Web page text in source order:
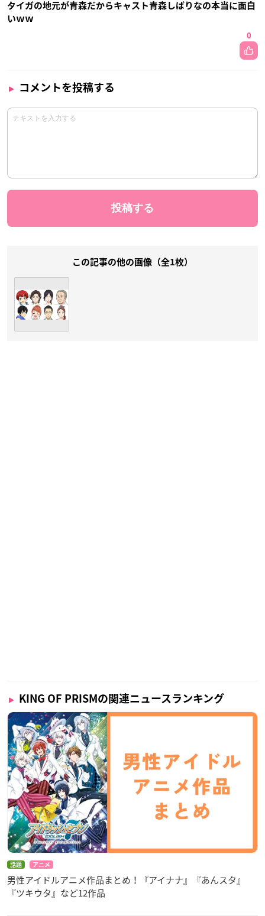
タイガの地元が青森だからキャスト青森しばりなの本当に面白
いｗｗ
0
コメントを投稿する
この記事の他の画像（全1枚）
KING OF PRISMの関連ニュースランキング
話題 アニメ
男性アイドルアニメ作品まとめ！『アイナナ』『あんスタ』
『ツキウタ』など12作品